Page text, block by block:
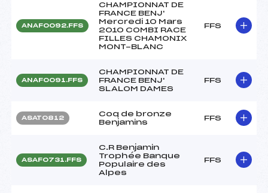
ANAF0092.FFS
CHAMPIONNAT DE
FRANCE BENJ'
Mercredi 10 Mars
2010 COMBI RACE
FILLES CHAMONIX
MONT-BLANC
FFS
ANAF0091.FFS
CHAMPIONNAT DE
FRANCE BENJ'
SLALOM DAMES
FFS
ASAT0812
Coq de bronze
Benjamins
FFS
ASAF0731.FFS
C.R Benjamin
Trophée Banque
Populaire des
Alpes
FFS